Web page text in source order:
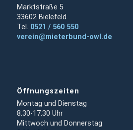
Marktstraße 5
33602 Bielefeld
Tel. 0521 / 560 550
verein@mieterbund-owl.de
Öffnungszeiten
Montag und Dienstag
8.30-17.30 Uhr
Mittwoch und Donnerstag